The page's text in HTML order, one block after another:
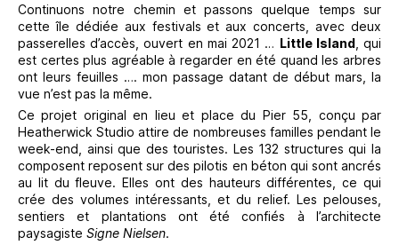
Continuons notre chemin et passons quelque temps sur
cette île dédiée aux festivals et aux concerts, avec deux
passerelles d’accès, ouvert en mai 2021 … Little Island, qui
est certes plus agréable à regarder en été quand les arbres
ont leurs feuilles …. mon passage datant de début mars, la
vue n’est pas la même.
Ce projet original en lieu et place du Pier 55, conçu par
Heatherwick Studio attire de nombreuses familles pendant le
week-end, ainsi que des touristes. Les 132 structures qui la
composent reposent sur des pilotis en béton qui sont ancrés
au lit du fleuve. Elles ont des hauteurs différentes, ce qui
crée des volumes intéressants, et du relief. Les pelouses,
sentiers et plantations ont été confiés à l’architecte
paysagiste Signe Nielsen.